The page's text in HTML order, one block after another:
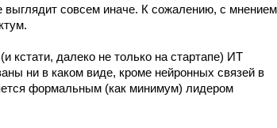
выглядит совсем иначе. К сожалению, с мнением
кстати, далеко не только на стартапе) ИТ
ни в каком виде, кроме нейронных связей в
формальным (как минимум) лидером